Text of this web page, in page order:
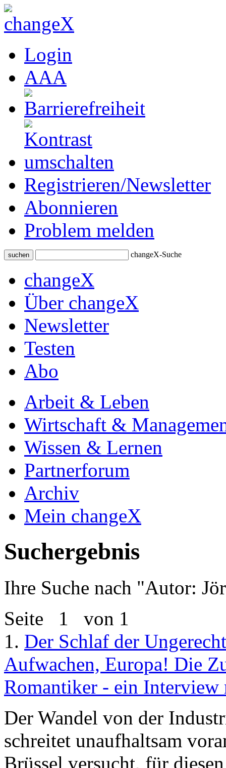
Login
AAA
Registrieren/Newsletter
Abonnieren
Problem melden
suchen changeX-Suche
changeX
Über changeX
Newsletter
Testen
Abo
Arbeit & Leben
Wirtschaft &
Wissen & Lernen
Partnerforum
Archiv
Mein changeX
Suchergebnis
Ihre Suche nach "Autor:
Seite 1 von 1
1. Der Schlaf der
Aufwachen, Europa! Die
Romantiker - ein
Der Wandel von der
schreitet unaufhaltsam
Brüssel versucht, für